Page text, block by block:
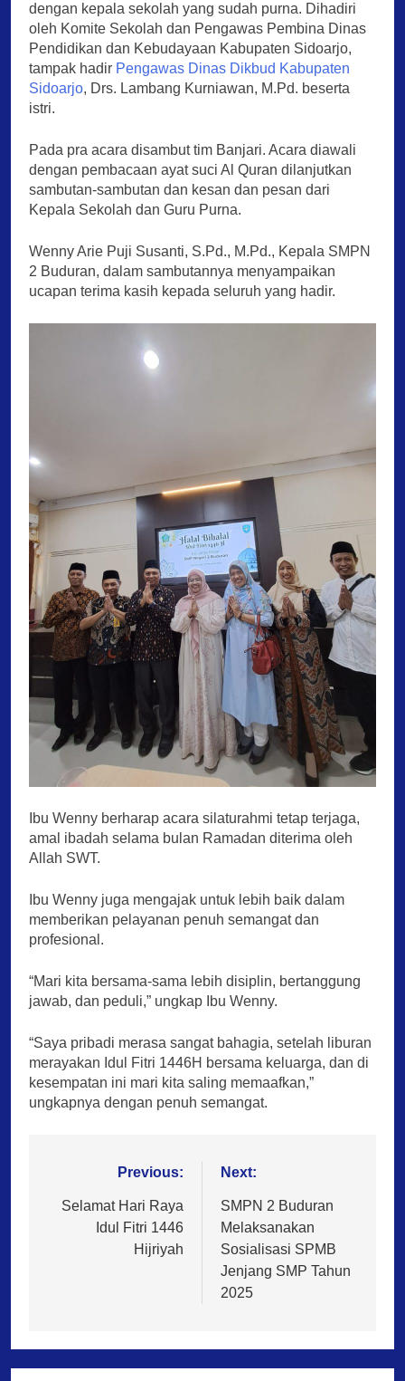
dengan kepala sekolah yang sudah purna. Dihadiri
oleh Komite Sekolah dan Pengawas Pembina Dinas
Pendidikan dan Kebudayaan Kabupaten Sidoarjo,
tampak hadir Pengawas Dinas Dikbud Kabupaten
Sidoarjo, Drs. Lambang Kurniawan, M.Pd. beserta
istri.
Pada pra acara disambut tim Banjari. Acara diawali
dengan pembacaan ayat suci Al Quran dilanjutkan
sambutan-sambutan dan kesan dan pesan dari
Kepala Sekolah dan Guru Purna.
Wenny Arie Puji Susanti, S.Pd., M.Pd., Kepala SMPN
2 Buduran, dalam sambutannya menyampaikan
ucapan terima kasih kepada seluruh yang hadir.
Ibu Wenny berharap acara silaturahmi tetap terjaga,
amal ibadah selama bulan Ramadan diterima oleh
Allah SWT.
Ibu Wenny juga mengajak untuk lebih baik dalam
memberikan pelayanan penuh semangat dan
profesional.
“Mari kita bersama-sama lebih disiplin, bertanggung
jawab, dan peduli,” ungkap Ibu Wenny.
“Saya pribadi merasa sangat bahagia, setelah liburan
merayakan Idul Fitri 1446H bersama keluarga, dan di
kesempatan ini mari kita saling memaafkan,”
ungkapnya dengan penuh semangat.
navigation
Previous:
Selamat Hari Raya
Idul Fitri 1446
Hijriyah
Next:
SMPN 2 Buduran
Melaksanakan
Sosialisasi SPMB
Jenjang SMP Tahun
2025